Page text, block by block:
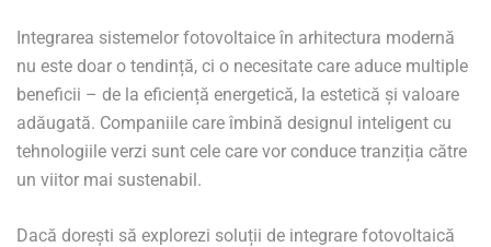
Integrarea sistemelor fotovoltaice în arhitectura modernă
nu este doar o tendință, ci o necesitate care aduce multiple
beneficii – de la eficiență energetică, la estetică și valoare
adăugată. Companiile care îmbină designul inteligent cu
tehnologiile verzi sunt cele care vor conduce tranziția către
un viitor mai sustenabil.
Dacă dorești să explorezi soluții de integrare fotovoltaică